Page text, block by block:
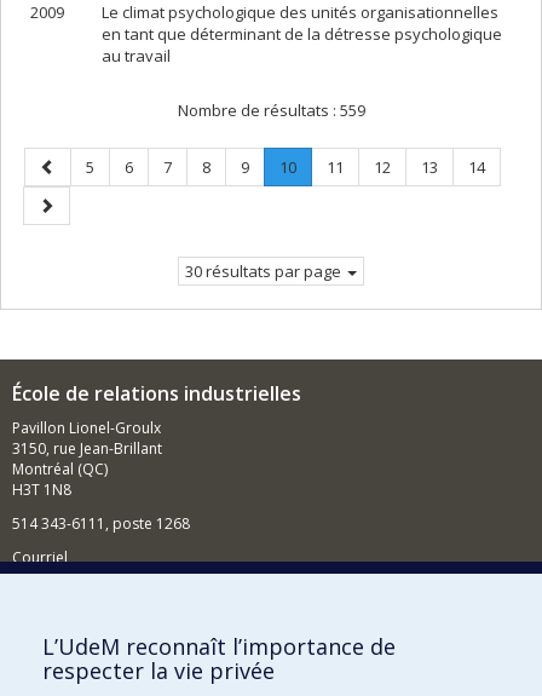
2009
Le climat psychologique des unités organisationnelles
en tant que déterminant de la détresse psychologique
au travail
Nombre de résultats : 559
Page
précédente
Page
5 Page
6 Page
7 Page
8 Page
9 Page
10.
Page
Page
11 Page
12 Page
13 Page
14
Page
suivante
30 résultats par page
École de relations industrielles
Pavillon Lionel-Groulx
3150, rue Jean-Brillant
Montréal (QC)
H3T 1N8
514 343-6111, poste 1268
Courriel
Comment soutenir l'École?
BESOIN D'AIDE?
L’UdeM reconnaît l’importance de
respecter la vie privée